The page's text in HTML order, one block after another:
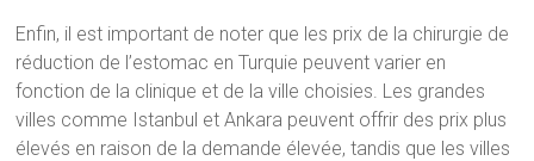
Enfin, il est important de noter que les prix de la chirurgie de
réduction de l’estomac en Turquie peuvent varier en
fonction de la clinique et de la ville choisies. Les grandes
villes comme Istanbul et Ankara peuvent offrir des prix plus
élevés en raison de la demande élevée, tandis que les villes